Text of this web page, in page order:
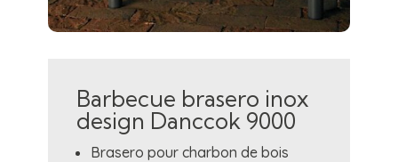
Barbecue brasero inox
design Danccok 9000
Brasero pour charbon de bois